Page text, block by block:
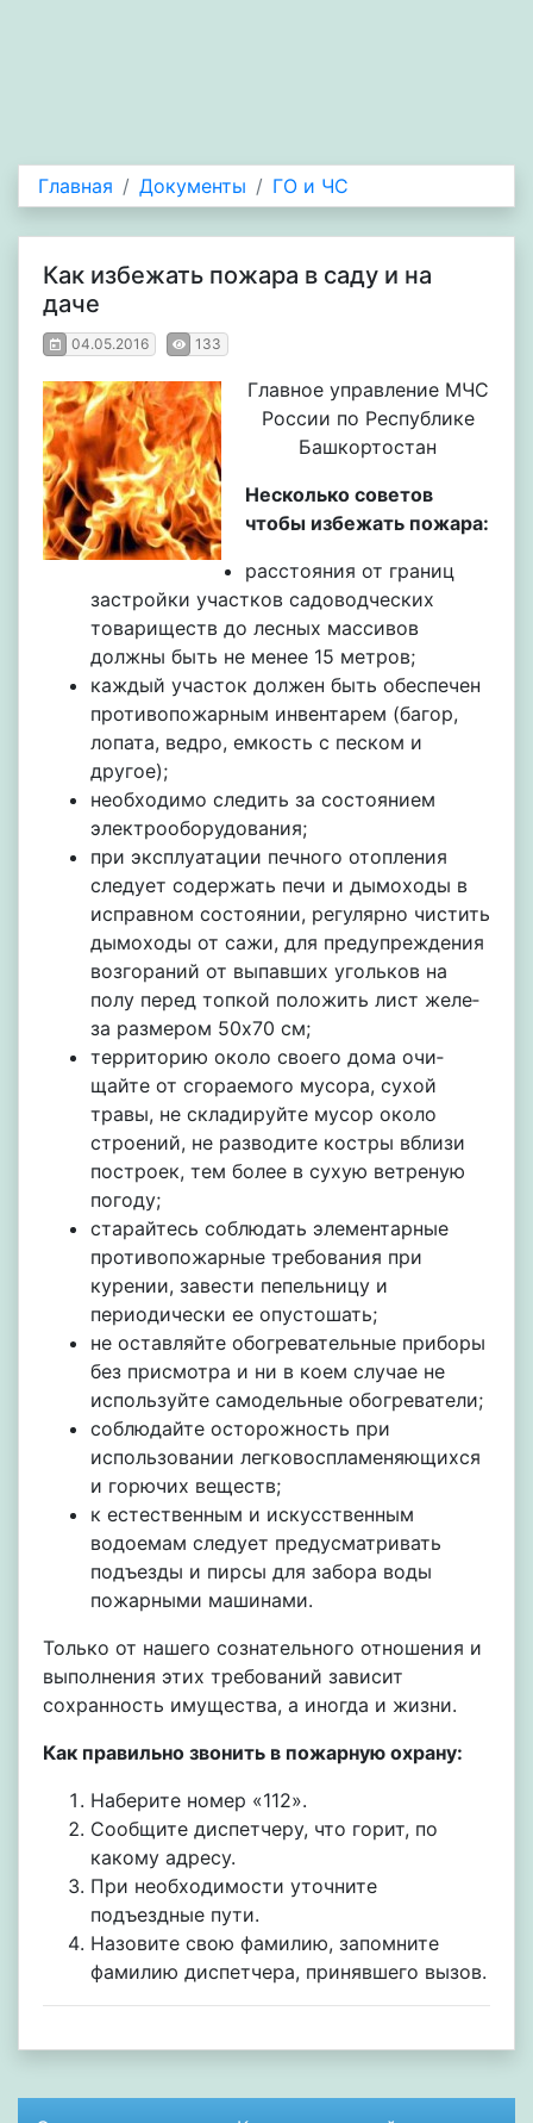
Главная Документы ГО и ЧС
Как избежать пожара в саду и на
даче
04.05.2016 133
Главное управление МЧС
России по Республике
Башкортостан
Несколько советов
чтобы избежать пожара:
расстояния от границ
застройки участков садоводческих
товариществ до лесных массивов
должны быть не ме­нее 15 метров;
каждый участок должен быть обеспечен
противопожарным инвен­тарем (багор,
лопата, ведро, емкость с песком и
другое);
необходимо следить за состоянием
электрооборудования;
при эксплуатации печного отопле­ния
следует содержать печи и ды­моходы в
исправном состоянии, регу­лярно чистить
дымоходы от сажи, для предупреждения
возгораний от выпавших угольков на
полу перед топкой положить лист желе­
за размером 50х70 см;
террито­рию около своего дома очи­
щайте от сгораемого мусо­ра, сухой
травы, не скла­дируйте мусор около
строе­ний, не разво­дите костры вблизи
пост­роек, тем более в сухую ветреную
погоду;
старайтесь соблюдать элементарные
противопожарные требования при
курении, завести пепельницу и
периодически ее опустошать;
не оставляйте обогревательные приборы
без присмотра и ни в коем случае не
используйте самодельные обогреватели;
соблюдайте осторожность при
использовании легковоспламеняющихся
и горючих веществ;
к естественным и искусственным
водоемам следует преду­сматривать
подъезды и пирсы для забо­ра воды
пожарными машинами.
Только от нашего сознательного отношения и
выполнения этих требований зависит
сохранность имущества, а иногда и жизни.
Как правильно звонить в пожарную охрану:
Наберите номер «112».
Сообщите диспетчеру, что горит, по
какому адресу.
При необходимости уточните
подъездные пути.
Назовите свою фамилию, запомните
фамилию диспетчера, принявшего вызов.